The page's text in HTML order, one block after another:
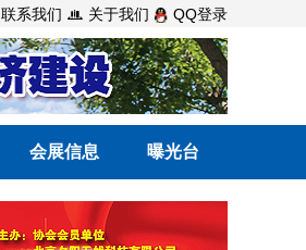
联系我们  关于我们 QQ登录
会展信息 曝光台